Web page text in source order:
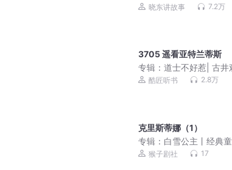
晓东讲故事 7.2万
3705 遥看亚特兰蒂斯
专辑： 道士不好惹| 古井
播| 紫袍道士绝代道人
酷匠听书 2.8万
克里斯蒂娜（1）
专辑： 白雪公主丨经典
猴子剧社 17